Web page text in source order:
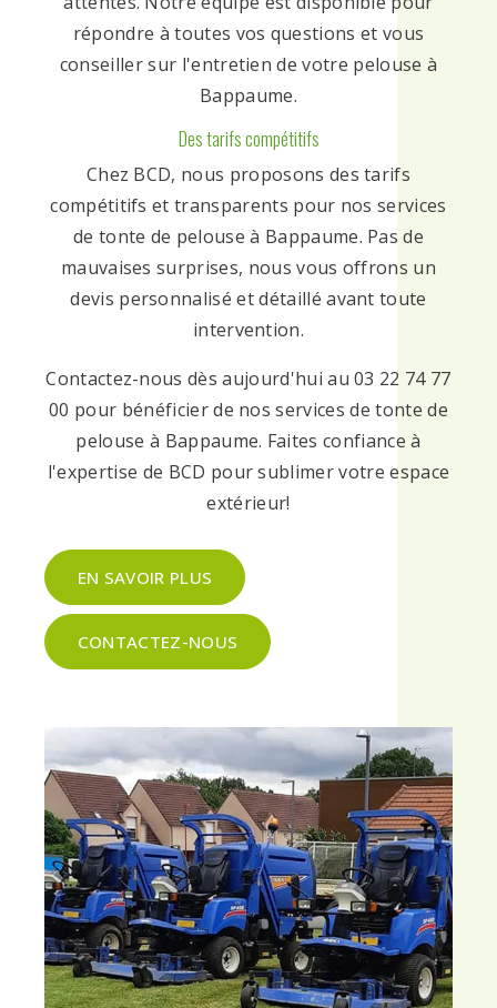
répondre à toutes vos questions et vous
conseiller sur l'entretien de votre pelouse à
Bappaume.
Des tarifs compétitifs
Chez BCD, nous proposons des tarifs
compétitifs et transparents pour nos services
de tonte de pelouse à Bappaume. Pas de
mauvaises surprises, nous vous offrons un
devis personnalisé et détaillé avant toute
intervention.
Contactez-nous dès aujourd'hui au 03 22 74 77
00 pour bénéficier de nos services de tonte de
pelouse à Bappaume. Faites confiance à
l'expertise de BCD pour sublimer votre espace
extérieur!
EN SAVOIR PLUS
CONTACTEZ-NOUS